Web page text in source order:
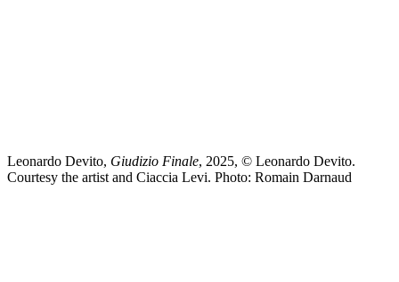
Leonardo Devito, Giudizio Finale, 2025, © Leonardo Devito.
Courtesy the artist and Ciaccia Levi. Photo: Romain Darnaud